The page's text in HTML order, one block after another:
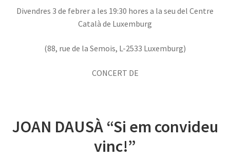
Divendres 3 de febrer a les 19:30 hores a la seu del Centre
Català de Luxemburg
(88, rue de la Semois, L-2533 Luxemburg)
CONCERT DE
JOAN DAUSÀ “Si em convideu
vinc!”